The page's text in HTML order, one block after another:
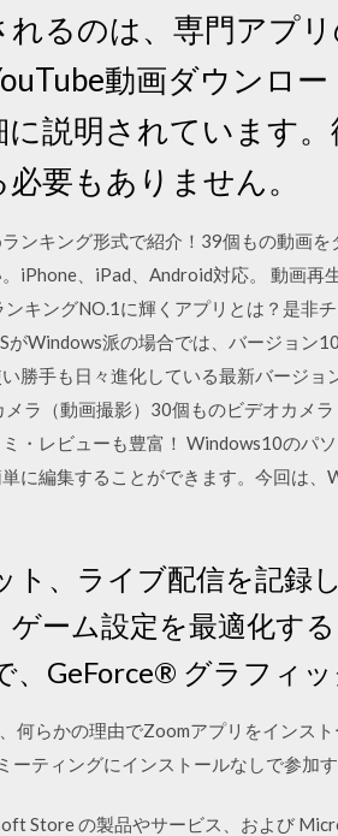
るのは、専門アプ
動画ダウンロ
説明されています
要もありません。
ンキング形式で紹介！39個もの動画
iPhone、iPad、Android対応。 動画再
キングNO.1に輝くアプリとは？是非
がWindows派の場合では、バージョン
勝手も日々進化している最新バージ
ラ（動画撮影）30個ものビデオカメ
・レビューも豊富！ Windows10のパ
に編集することができます。今回は
ト、ライブ配信を記録
ーム設定を最適化す
GeForce® グラフィ
らかの理由でZoomアプリをインス
ティングにインストールなしで参加
Store の製品やサービス、および